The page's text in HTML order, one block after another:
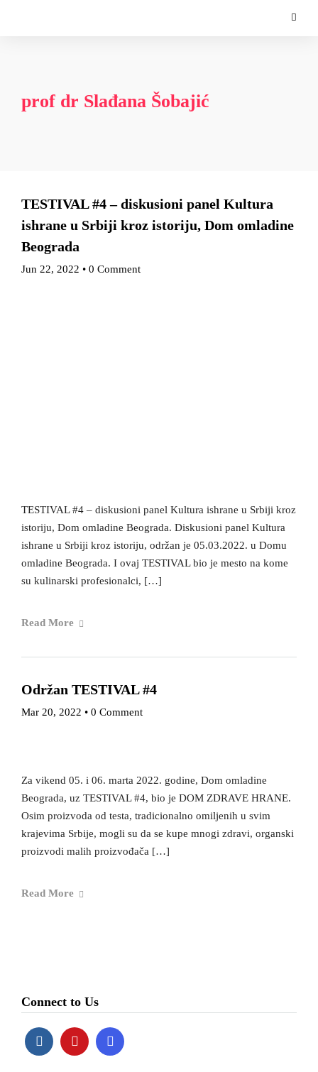
prof dr Slađana Šobajić
TESTIVAL #4 – diskusioni panel Kultura
ishrane u Srbiji kroz istoriju, Dom omladine
Beograda
Jun 22, 2022 • 0 Comment
TESTIVAL #4 – diskusioni panel Kultura ishrane u Srbiji kroz
istoriju, Dom omladine Beograda. Diskusioni panel Kultura
ishrane u Srbiji kroz istoriju, održan je 05.03.2022. u Domu
omladine Beograda. I ovaj TESTIVAL bio je mesto na kome
su kulinarski profesionalci, […]
Read More
Održan TESTIVAL #4
Mar 20, 2022 • 0 Comment
Za vikend 05. i 06. marta 2022. godine, Dom omladine
Beograda, uz TESTIVAL #4, bio je DOM ZDRAVE HRANE.
Osim proizvoda od testa, tradicionalno omiljenih u svim
krajevima Srbije, mogli su da se kupe mnogi zdravi, organski
proizvodi malih proizvođača […]
Read More
Connect to Us